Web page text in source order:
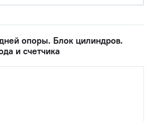
опоры. Блок цилиндров.
и счетчика